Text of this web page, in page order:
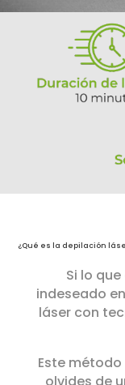
¿Qué es la depilación
Si lo
indeseado
láser con
Este